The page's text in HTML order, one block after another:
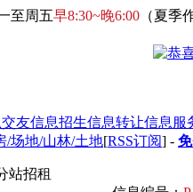
至周五早8:30~晚6:00 （夏季
交友信息招生信息转让信息 服
/场地/山林/土地[RSS订阅] -
站招租